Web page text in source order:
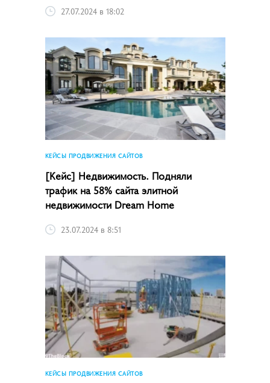
27.07.2024 в 18:02
КЕЙСЫ ПРОДВИЖЕНИЯ САЙТОВ
[Кейс] Недвижимость. Подняли
трафик на 58% сайта элитной
недвижимости Dream Home
23.07.2024 в 8:51
КЕЙСЫ ПРОДВИЖЕНИЯ САЙТОВ